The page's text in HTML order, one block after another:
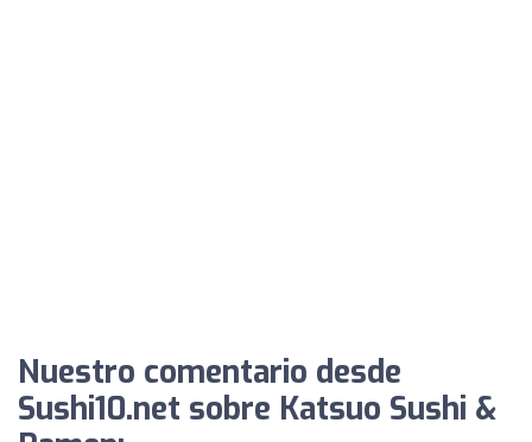
Nuestro comentario desde
Sushi10.net sobre Katsuo Sushi &